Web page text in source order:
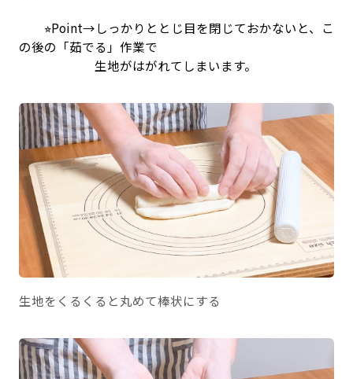
⭐︎Point→しっかりととじ目を閉じておかないと、こ
の後の「茹でる」作業で
生地がはがれてしまいます。
生地をくるくると丸めて棒状にする